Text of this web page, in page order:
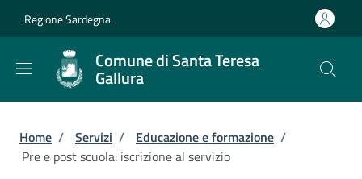
Regione Sardegna
Comune di Santa Teresa
Gallura
Briciole di pane
Home / Servizi / Educazione e formazione /
Pre e post scuola: iscrizione al servizio